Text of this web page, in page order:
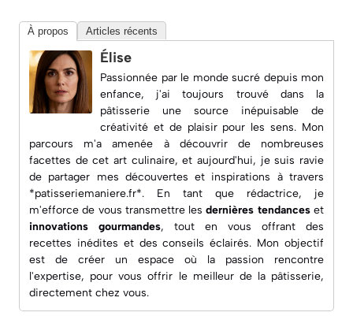
À propos Articles récents
Élise
Passionnée par le monde sucré depuis mon
enfance, j'ai toujours trouvé dans la
pâtisserie une source inépuisable de
créativité et de plaisir pour les sens. Mon
parcours m'a amenée à découvrir de nombreuses
facettes de cet art culinaire, et aujourd'hui, je suis ravie
de partager mes découvertes et inspirations à travers
*patisseriemaniere.fr*. En tant que rédactrice, je
m'efforce de vous transmettre lesdernières tendanceset
innovations gourmandes, tout en vous offrant des
recettes inédites et des conseils éclairés. Mon objectif
est de créer un espace où la passion rencontre
l'expertise, pour vous offrir le meilleur de la pâtisserie,
directement chez vous.